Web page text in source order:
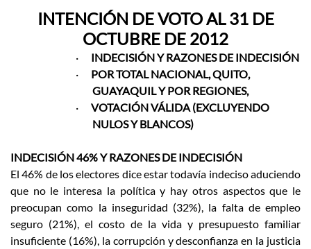
INTENCIÓN DE VOTO AL 31 DE
OCTUBRE DE 2012
·
INDECISIÓN Y RAZONES DE INDECISIÓN
·
POR TOTAL NACIONAL, QUITO,
GUAYAQUIL Y POR REGIONES,
·
VOTACIÓN VÁLIDA (EXCLUYENDO
NULOS Y BLANCOS)
INDECISIÓN 46% Y RAZONES DE INDECISIÓN
El 46% de los electores dice estar todavía indeciso aduciendo
que no le interesa la política y hay otros aspectos que le
preocupan como la inseguridad (32%), la falta de empleo
seguro (21%), el costo de la vida y presupuesto familiar
insuficiente (16%), la corrupción y desconfianza en la justicia